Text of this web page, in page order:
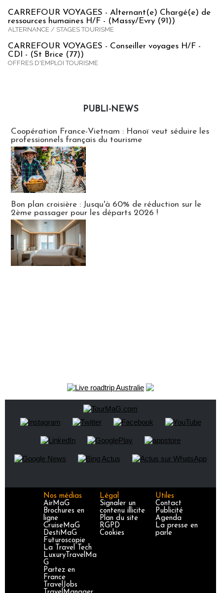
CARREFOUR VOYAGES - Alternant(e) Chargé(e) de
ressources humaines H/F - (Massy/Evry (91))
ALTERNANCE / STAGES TOURISME
CARREFOUR VOYAGES - Conseiller voyages H/F -
CDI - (St Brice (77))
OFFRES D'EMPLOI TOURISME
PUBLI-NEWS
Coopération France-Vietnam : Hanoï veut séduire les
professionnels français du tourisme
Bon plan croisière : Jusqu'à 60% de réduction sur le
2ème passager pour les départs 2026 !
Nos médias
AirMaG
Brochures en
ligne
CruiseMaG
DestiMaG
Futuroscopie
La Travel Tech
LuxuryTravelMa
G
Partez en
France
TravelJobs
Légal
Signaler un
contenu illicite
Plan du site
RGPD
Cookies
Utiles
Contact
Publicité
Agenda
La presse en
parle